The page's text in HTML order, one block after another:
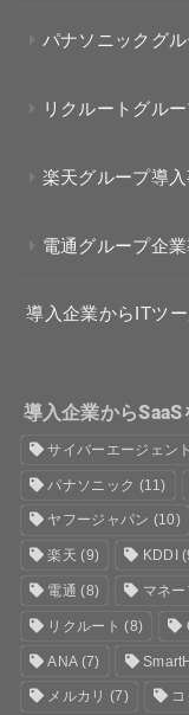
パナソニックグ
リクルートグル
楽天グループ導入
電通グループ企
導入企業からITツ
導入企業からSaaS
サイバーエージェント
パナソニック (11)
ヤフージャパン (10)
楽天 (9) KDDI
電通 (8) マネ
リクルート (8)
ANA(7)
メルカリ (7)